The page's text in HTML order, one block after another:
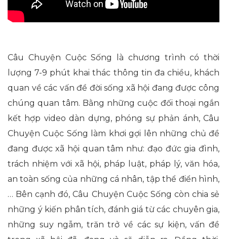
Câu Chuyện Cuộc Sống là chương trình có thời
lượng 7-9 phút khai thác thông tin đa chiều, khách
quan về các vấn đề đời sống xã hội đang được công
chúng quan tâm. Bằng những cuộc đối thoại ngắn
kết hợp video dàn dựng, phóng sự phản ánh, Câu
Chuyện Cuộc Sống làm khơi gợi lên những chủ đề
đang được xã hội quan tâm như: đạo đức gia đình,
trách nhiệm với xã hội, pháp luật, pháp lý, văn hóa,
an toàn sống của những cá nhân, tập thể điển hình,
… Bên cạnh đó, Câu Chuyện Cuộc Sống còn chia sẻ
những ý kiến phân tích, đánh giá từ các chuyên gia,
những suy ngẫm, trăn trở về các sự kiện, vấn đề